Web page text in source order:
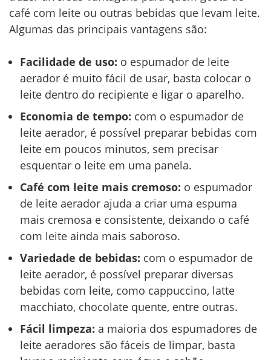
café com leite ou outras bebidas que levam leite.
Algumas das principais vantagens são:
Facilidade de uso: o espumador de leite
aerador é muito fácil de usar, basta colocar o
leite dentro do recipiente e ligar o aparelho.
Economia de tempo: com o espumador de
leite aerador, é possível preparar bebidas com
leite em poucos minutos, sem precisar
esquentar o leite em uma panela.
Café com leite mais cremoso: o espumador
de leite aerador ajuda a criar uma espuma
mais cremosa e consistente, deixando o café
com leite ainda mais saboroso.
Variedade de bebidas: com o espumador de
leite aerador, é possível preparar diversas
bebidas com leite, como cappuccino, latte
macchiato, chocolate quente, entre outras.
Fácil limpeza: a maioria dos espumadores de
leite aeradores são fáceis de limpar, basta